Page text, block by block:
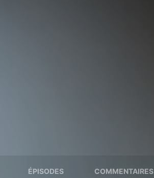
ÉPISODES COMMENTAIRES